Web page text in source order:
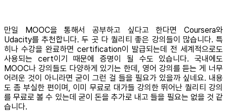
만일 MOOC을 통해서 공부하고 싶다고 한다면 Coursera와
Udacity를 추천합니다. 두 곳 다 퀄리티 좋은 강의들이 많습니다. 특
히나 수강을 완료하면 certification이 발급되는데 전 세계적으로도
사용되는 cert이기 때문에 증명이 될 수도 있습니다. 국내에도
MOOC나 강의들도 다양하게 있기는 한데, 영어 강의를 듣는 게 너무
어려운 것이 아니라면 굳이 그런 걸 들을 필요가 있을까 싶네요. 내용
도 좀 부실한 편이며, 이미 무료로 대가들 강의한 뛰어난 퀄리티 강의
를 무료로 볼 수 있는데 굳이 돈을 추가로 내고 들을 필요는 없을 것 같
습니다.